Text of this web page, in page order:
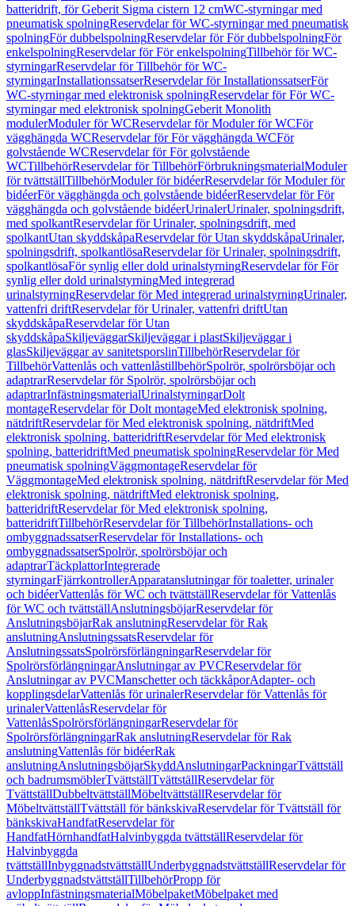
batteridrift, för Geberit Sigma cistern 12 cmWC-styrningar med
pneumatisk spolningReservdelar för WC-styrningar med pneumatisk
spolningFör dubbelspolningReservdelar för För dubbelspolningFör
enkelspolningReservdelar för För enkelspolningTillbehör för WC-
styrningarReservdelar för Tillbehör för WC-
styrningarInstallationssatserReservdelar för InstallationssatserFör
WC-styrningar med elektronisk spolningReservdelar för För WC-
styrningar med elektronisk spolningGeberit Monolith
modulerModuler för WCReservdelar för Moduler för WCFör
vägghängda WCReservdelar för För vägghängda WCFör
golvstående WCReservdelar för För golvstående
WCTillbehörReservdelar för TillbehörFörbrukningsmaterialModuler
för tvättställTillbehörModuler för bidéerReservdelar för Moduler för
bidéerFör vägghängda och golvstående bidéerReservdelar för För
vägghängda och golvstående bidéerUrinalerUrinaler, spolningsdrift,
med spolkantReservdelar för Urinaler, spolningsdrift, med
spolkantUtan skyddskåpaReservdelar för Utan skyddskåpaUrinaler,
spolningsdrift, spolkantlösaReservdelar för Urinaler, spolningsdrift,
spolkantlösaFör synlig eller dold urinalstyrningReservdelar för För
synlig eller dold urinalstyrningMed integrerad
urinalstyrningReservdelar för Med integrerad urinalstyrningUrinaler,
vattenfri driftReservdelar för Urinaler, vattenfri driftUtan
skyddskåpaReservdelar för Utan
skyddskåpaSkiljeväggarSkiljeväggar i plastSkiljeväggar i
glasSkiljeväggar av sanitetsporslinTillbehörReservdelar för
TillbehörVattenlås och vattenlåstillbehörSpolrör, spolrörsböjar och
adaptrarReservdelar för Spolrör, spolrörsböjar och
adaptrarInfästningsmaterialUrinalstyrningarDolt
montageReservdelar för Dolt montageMed elektronisk spolning,
nätdriftReservdelar för Med elektronisk spolning, nätdriftMed
elektronisk spolning, batteridriftReservdelar för Med elektronisk
spolning, batteridriftMed pneumatisk spolningReservdelar för Med
pneumatisk spolningVäggmontageReservdelar för
VäggmontageMed elektronisk spolning, nätdriftReservdelar för Med
elektronisk spolning, nätdriftMed elektronisk spolning,
batteridriftReservdelar för Med elektronisk spolning,
batteridriftTillbehörReservdelar för TillbehörInstallations- och
ombyggnadssatserReservdelar för Installations- och
ombyggnadssatserSpolrör, spolrörsböjar och
adaptrarTäckplattorIntegrerade
styrningarFjärrkontrollerApparatanslutningar för toaletter, urinaler
och bidéerVattenlås för WC och tvättställReservdelar för Vattenlås
för WC och tvättställAnslutningsböjarReservdelar för
AnslutningsböjarRak anslutningReservdelar för Rak
anslutningAnslutningssatsReservdelar för
AnslutningssatsSpolrörsförlängningarReservdelar för
SpolrörsförlängningarAnslutningar av PVCReservdelar för
Anslutningar av PVCManschetter och täckkåporAdapter- och
kopplingsdelarVattenlås för urinalerReservdelar för Vattenlås för
urinalerVattenlåsReservdelar för
VattenlåsSpolrörsförlängningarReservdelar för
SpolrörsförlängningarRak anslutningReservdelar för Rak
anslutningVattenlås för bidéerRak
anslutningAnslutningsböjarSkyddAnslutningarPackningarTvättställ
och badrumsmöblerTvättställTvättställReservdelar för
TvättställDubbeltvättställMöbeltvättställReservdelar för
MöbeltvättställTvättställ för bänkskivaReservdelar för Tvättställ för
bänkskivaHandfatReservdelar för
HandfatHörnhandfatHalvinbyggda tvättställReservdelar för
Halvinbyggda
tvättställInbyggnadstvättställUnderbyggnadstvättställReservdelar för
UnderbyggnadstvättställTillbehörPropp för
avloppInfästningsmaterialMöbelpaketMöbelpaket med